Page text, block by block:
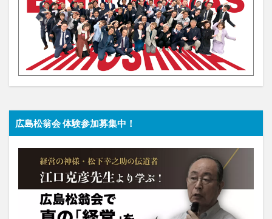
広島松翁会 体験参加募集中！